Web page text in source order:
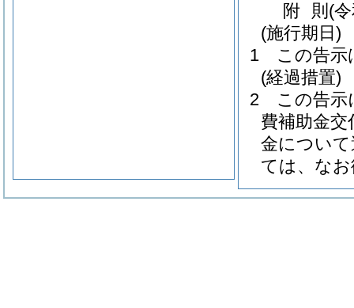
附 則 (
(施行期日)
1
この告示
(経過措置)
2
この告示
費補助金
金につい
ては、な